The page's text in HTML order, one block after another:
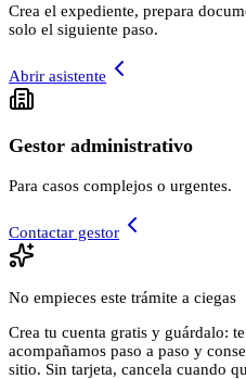
Crea el expediente, prepara
solo el siguiente paso.
Abrir asistente
Gestor administrativo
Para casos complejos o urgentes.
Contactar gestor
No empieces este trámite a ciegas
Crea tu cuenta gratis y guárdalo:
acompañamos paso a paso y
sitio. Sin tarjeta, cancela cuando